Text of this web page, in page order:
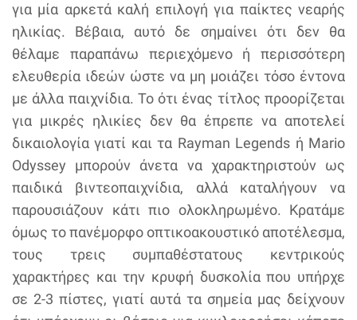
για μία αρκετά καλή επιλογή για παίκτες νεαρής
ηλικίας. Βέβαια, αυτό δε σημαίνει ότι δεν θα
θέλαμε παραπάνω περιεχόμενο ή περισσότερη
ελευθερία ιδεών ώστε να μη μοιάζει τόσο έντονα
με άλλα παιχνίδια. Το ότι ένας τίτλος προορίζεται
για μικρές ηλικίες δεν θα έπρεπε να αποτελεί
δικαιολογία γιατί και τα Rayman Legends ή Mario
Odyssey μπορούν άνετα να χαρακτηριστούν ως
παιδικά βιντεοπαιχνίδια, αλλά καταλήγουν να
παρουσιάζουν κάτι πιο ολοκληρωμένο. Κρατάμε
όμως το πανέμορφο οπτικοακουστικό αποτέλεσμα,
τους τρεις συμπαθέστατους κεντρικούς
χαρακτήρες και την κρυφή δυσκολία που υπήρχε
σε 2-3 πίστες, γιατί αυτά τα σημεία μας δείχνουν